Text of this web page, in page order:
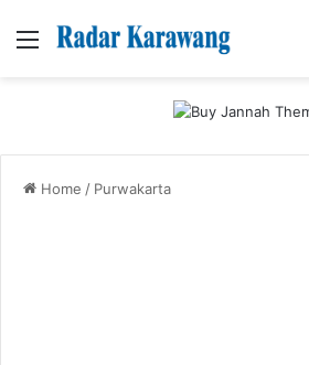
Menu
Home / Purwakarta